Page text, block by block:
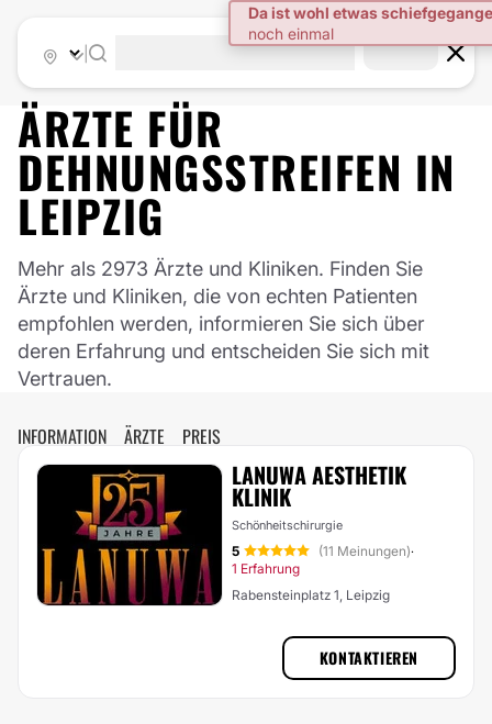
ÄRZTE FÜR
DEHNUNGSSTREIFEN IN
LEIPZIG
Mehr als 2973 Ärzte und Kliniken. Finden Sie
Ärzte und Kliniken, die von echten Patienten
empfohlen werden, informieren Sie sich über
deren Erfahrung und entscheiden Sie sich mit
Vertrauen.
INFORMATION ÄRZTE PREIS
LANUWA AESTHETIK
KLINIK
Schönheitschirurgie
5 (11 Meinungen)·
1 Erfahrung
Rabensteinplatz 1, Leipzig
KONTAKTIEREN